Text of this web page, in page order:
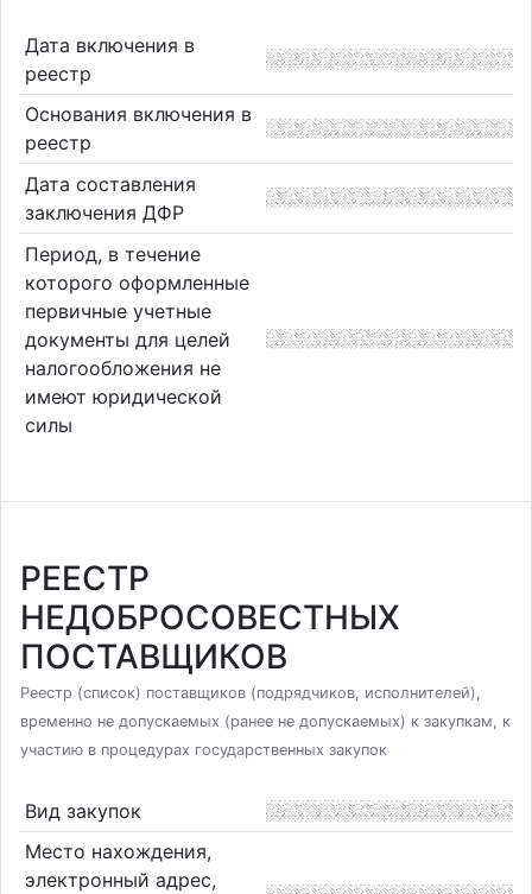
Дата включения в
реестр
Основания включения в
реестр
Дата составления
заключения ДФР
Период, в течение
которого оформленные
первичные учетные
документы для целей
налогообложения не
имеют юридической
силы
РЕЕСТР
НЕДОБРОСОВЕСТНЫХ
ПОСТАВЩИКОВ
Реестр (список) поставщиков (подрядчиков, исполнителей),
временно не допускаемых (ранее не допускаемых) к закупкам, к
участию в процедурах государственных закупок
Вид закупок
Место нахождения,
электронный адрес,